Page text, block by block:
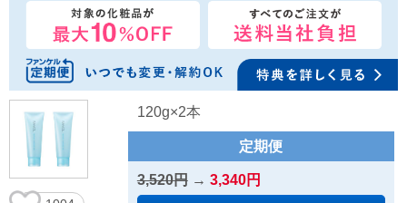
120g×2本
定期便
3,520円→ 3,340円